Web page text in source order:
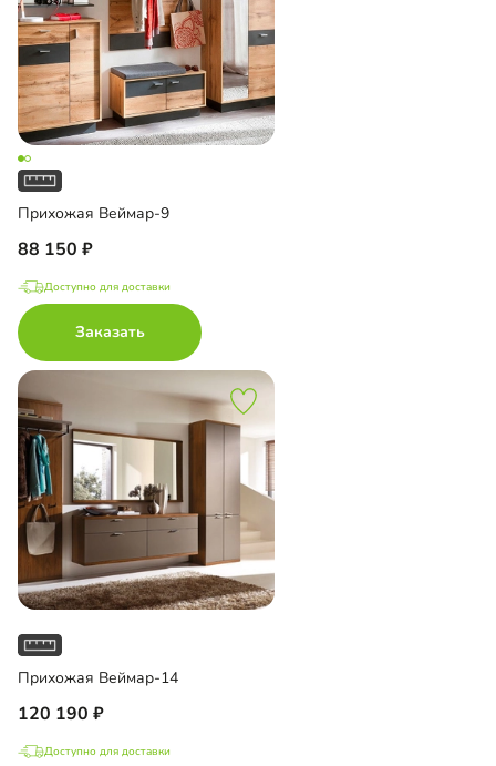
Прихожая Веймар-9
88 150
Доступно для доставки
Заказать
Прихожая Веймар-14
120 190
Доступно для доставки